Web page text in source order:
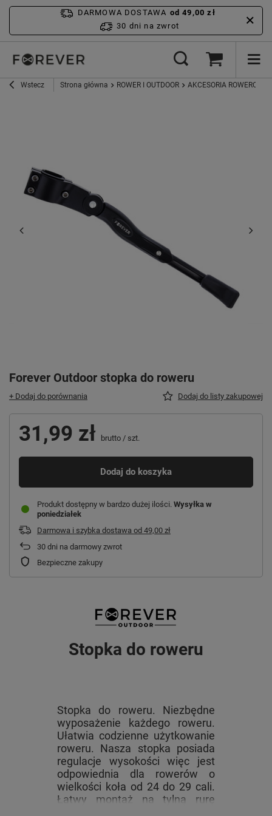
DARMOWA DOSTAWA od 49,00 zł
30 dni na zwrot
Wstecz Strona główna ROWER I OUTDOOR AKCESORIA ROWEROWE
Forever Outdoor stopka do roweru
+ Dodaj do porównania Dodaj do listy zakupowej
31,99 zł brutto / szt.
Dodaj do koszyka
Produkt dostępny w bardzo dużej ilości Wysyłka w
poniedziałek
Darmowa i szybka dostawa od 49,00 zł
30 dni na darmowy zwrot
Bezpieczne zakupy
Stopka do roweru
Stopka do roweru. Niezbędne
wyposażenie każdego roweru.
Ułatwia codzienne użytkowanie
roweru. Nasza stopka posiada
regulacje wysokości więc jest
odpowiednia dla rowerów o
wielkości koła od 24 do 29 cali.
Łatwy montaż na tylną rurę